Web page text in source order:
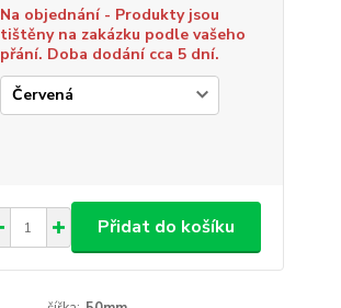
Na objednání - Produkty jsou
tištěny na zakázku podle vašeho
přání. Doba dodání cca 5 dní.
Přidat do košíku